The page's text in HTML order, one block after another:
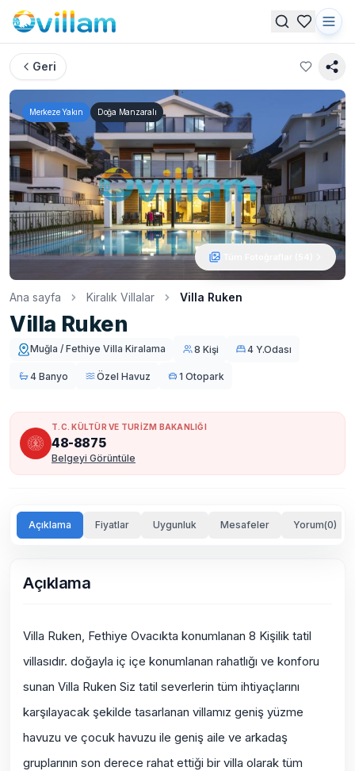
Geri
Merkeze Yakın Doğa Manzaralı
Ana sayfa Kiralık Villalar Villa Ruken
Villa Ruken
Muğla / Fethiye Villa Kiralama 8 Kişi 4 Y.Odası
4 Banyo Özel Havuz 1 Otopark
T.C. KÜLTÜR VE TURİZM BAKANLIĞI
48-8875
Belgeyi Görüntüle
Açıklama Fiyatlar Uygunluk Mesafeler Yorum(0)
Açıklama
Villa Ruken, Fethiye Ovacıkta konumlanan 8 Kişilik tatil
villasıdır. doğayla iç içe konumlanan rahatlığı ve konforu
sunan Villa Ruken Siz tatil severlerin tüm ihtiyaçlarını
karşılayacak şekilde tasarlanan villamız geniş yüzme
havuzu ve çocuk havuzu ile geniş aile ve arkadaş
gruplarının son derece rahat ettiği bir villa olarak tüm